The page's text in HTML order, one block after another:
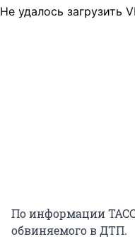
Не удалось загрузить
По информации
обвиняемого в ДТП.